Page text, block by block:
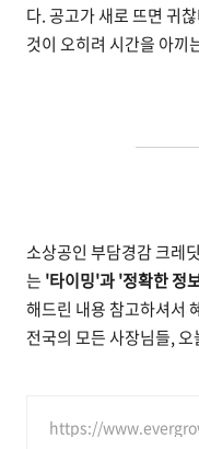
다. 공고가 새로 뜨면 귀
것이 오히려 시간을 아끼
소상공인 부담경감 크레
는 '타이밍'과 '정확한 정
해드린 내용 참고하셔서
전국의 모든 사장님들,
https://